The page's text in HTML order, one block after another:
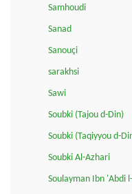
Samhoudi
Sanad
Sanouçi
sarakhsi
Sawi
Soubki (Tajou d-Din)
Soubki (Taqiyyou d-
Soubki Al-Azhari
Soulayman Ibn 'Abdi